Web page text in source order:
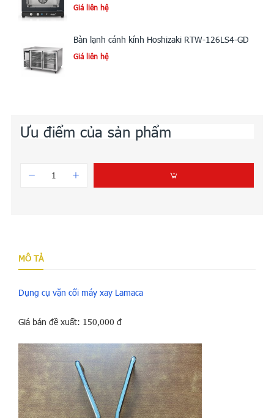
Giá liên hệ
Bàn lạnh cánh kính Hoshizaki RTW-126LS4-GD
Giá liên hệ
MÔ TẢ
Dụng cụ vặn cối máy xay Lamaca
Giá bán đề xuất: 150,000 đ
Ưu điểm của sản phẩm